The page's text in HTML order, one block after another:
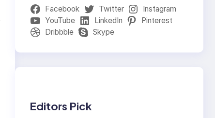
Facebook Twitter
Instagram
YouTube
LinkedIn
Pinterest
Dribbble
Skype
Editors Pick